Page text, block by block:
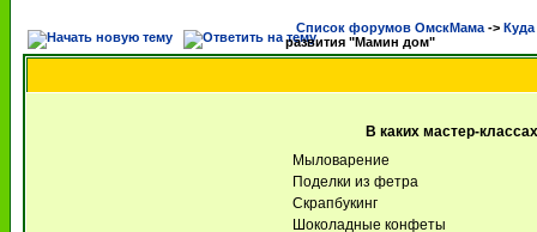
Список форумов ОмскМама -> Куда
развития "Мамин дом"
В каких мастер-
Мыловарение
Поделки из фетра
Скрапбукинг
Шоколадные конфеты